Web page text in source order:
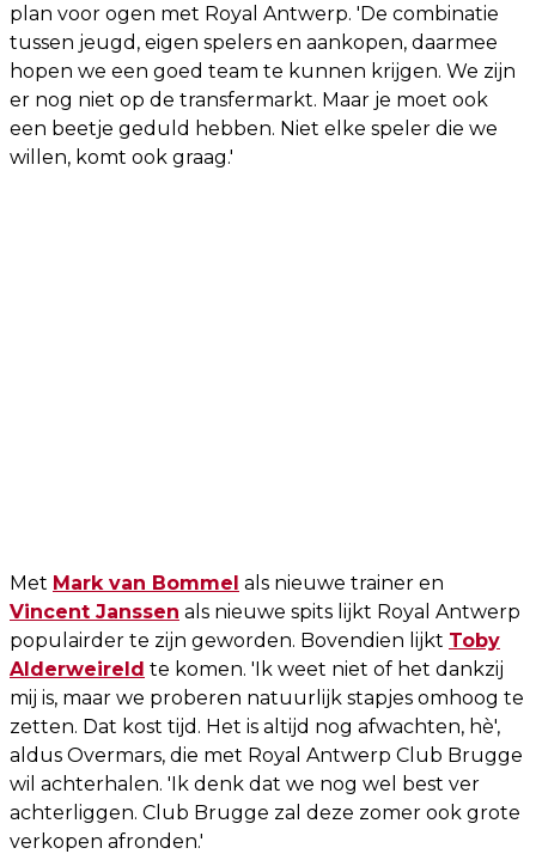
plan voor ogen met Royal Antwerp. 'De combinatie
tussen jeugd, eigen spelers en aankopen, daarmee
hopen we een goed team te kunnen krijgen. We zijn
er nog niet op de transfermarkt. Maar je moet ook
een beetje geduld hebben. Niet elke speler die we
willen, komt ook graag.'
Met Mark van Bommel als nieuwe trainer en
Vincent Janssen als nieuwe spits lijkt Royal Antwerp
populairder te zijn geworden. Bovendien lijkt Toby
Alderweireld te komen. 'Ik weet niet of het dankzij
mij is, maar we proberen natuurlijk stapjes omhoog te
zetten. Dat kost tijd. Het is altijd nog afwachten, hè',
aldus Overmars, die met Royal Antwerp Club Brugge
wil achterhalen. 'Ik denk dat we nog wel best ver
achterliggen. Club Brugge zal deze zomer ook grote
verkopen afronden.'